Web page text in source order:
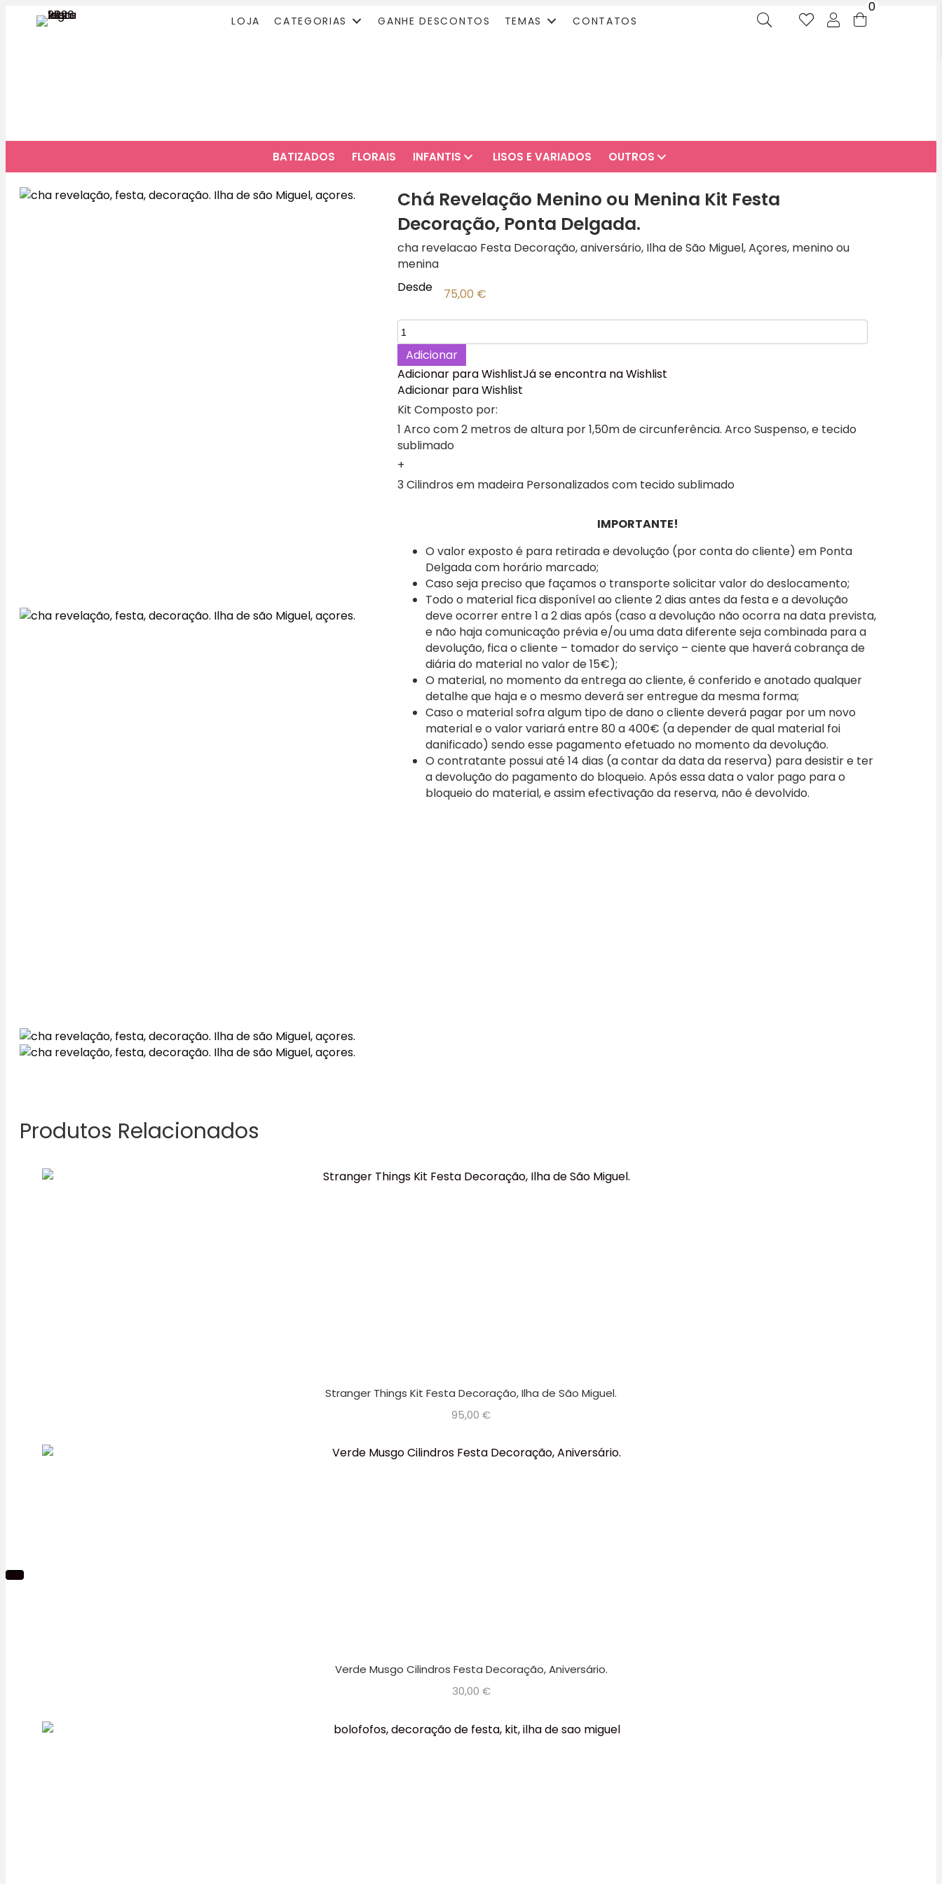
LOJA CATEGORIAS GANHE DESCONTOS TEMAS CONTATOS
0
BATIZADOS FLORAIS INFANTIS LISOS E VARIADOS OUTROS
Chá Revelação Menino ou Menina Kit Festa
Decoração, Ponta Delgada.
cha revelacao Festa Decoração, aniversário, Ilha de São Miguel, Açores, menino ou
menina
Desde
75,00 €
Quantidade
de
Chá
Revelação
Menino
ou
Menina
Kit
Decoração,
Ponta
Adicionar
Adicionar para WishlistJá se encontra na Wishlist
Adicionar para Wishlist
Kit Composto por:
1 Arco com 2 metros de altura por 1,50m de circunferência. Arco Suspenso, e tecido
sublimado
+
3 Cilindros em madeira Personalizados com tecido sublimado
IMPORTANTE!
O valor exposto é para retirada e devolução (por conta do cliente) em Ponta
Delgada com horário marcado;
Caso seja preciso que façamos o transporte solicitar valor do deslocamento;
Todo o material fica disponível ao cliente 2 dias antes da festa e a devolução
deve ocorrer entre 1 a 2 dias após (caso a devolução não ocorra na data prevista,
e não haja comunicação prévia e/ou uma data diferente seja combinada para a
devolução, fica o cliente – tomador do serviço – ciente que haverá cobrança de
diária do material no valor de 15€);
O material, no momento da entrega ao cliente, é conferido e anotado qualquer
detalhe que haja e o mesmo deverá ser entregue da mesma forma;
Caso o material sofra algum tipo de dano o cliente deverá pagar por um novo
material e o valor variará entre 80 a 400€ (a depender de qual material foi
danificado) sendo esse pagamento efetuado no momento da devolução.
O contratante possui até 14 dias (a contar da data da reserva) para desistir e ter
a devolução do pagamento do bloqueio. Após essa data o valor pago para o
bloqueio do material, e assim efectivação da reserva, não é devolvido.
Produtos Relacionados
Stranger Things Kit Festa Decoração, Ilha de São Miguel.
95,00 €
Verde Musgo Cilindros Festa Decoração, Aniversário.
30,00 €